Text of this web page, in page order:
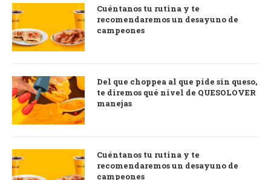
Cuéntanos tu rutina y te
recomendaremos un desayuno de
campeones
Del que choppea al que pide sin queso,
te diremos qué nivel de QUESOLOVER
manejas
Cuéntanos tu rutina y te
recomendaremos un desayuno de
campeones